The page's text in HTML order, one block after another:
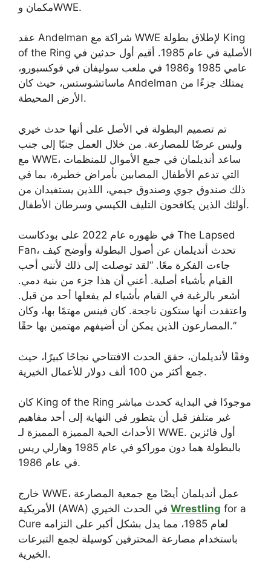
مكمان وWWE.
عقد Andelman شراكة مع WWE لإطلاق بطولة King
of the Ring الأصلية في عام 1985. أقيم أول حدثين في
عامي 1985 و1986 في ملعب سوليفان في فوكسبورو،
ماساتشوستس، حيث كان Andelman يمتلك جزءًا من
الأرض المحيطة.
تم تصميم البطولة في الأصل على أنها حدث خيري
وليس عرضًا للمصارعة. من خلال العمل جنبًا إلى جنب
مع WWE، ساعد أنديلمان في جمع الأموال للمنظمات
التي تدعم الأطفال المصابين بأمراض خطيرة، بما في
ذلك صندوق جوي وصندوق جيمي، اللذين يستفيدان من
أولئك الذين يكافحون التليف الكيسي وسرطان الأطفال.
في ظهوره عام 2022 على بودكاست The Lapsed
Fan، تحدث أنديلمان عن أصول البطولة وأوضح كيف
جاءت الفكرة معًا. “لقد توصلت إلى ذلك لأنني أحب
القيام بأشياء أصلية. أعني أن هذا جزء من بنية دمي.
أشعر بالرغبة في القيام بأشياء لم يفعلها أحد من قبل.
واعتقدت أنها ستكون ناجحة. كان فينس مهتمًا بها، وكان
المصارعون الذين يمكن أن أضيفهم مهتمين بها حقًا.”
وفقًا لأنديلمان، حقق الحدث الافتتاحي نجاحًا كبيرًا، حيث
جمع أكثر من 100 ألف دولار للأعمال الخيرية.
كان King of the Ring موجودًا في البداية كحدث مباشر
غير متلفز قبل أن يتطور في النهاية إلى أحد مفاهيم
الأحداث الحية المميزة المميزة لـ WWE. أول فائزين
بالبطولة هما دون موراكو في عام 1985 وهارلي ريس
في عام 1986.
خارج WWE، عمل أنديلمان أيضًا مع جمعية المصارعة
Wrestling for a
Cure لعام 1985، مما يدل بشكل أكبر على التزامه
باستخدام مصارعة المحترفين كوسيلة لجمع التبرعات
الخيرية.